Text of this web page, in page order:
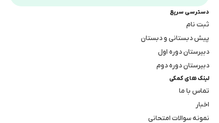
دسترسی سریع
ثبت نام
پیش دبستانی و دبستان
دبیرستان دوره اول
دبیرستان دوره دوم
لینک های کمکی
تماس با ما
اخبار
نمونه سوالات امتحانی